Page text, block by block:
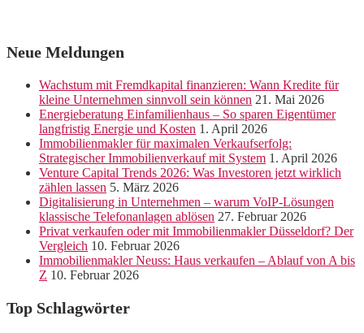
Neue Meldungen
Wachstum mit Fremdkapital finanzieren: Wann Kredite für
kleine Unternehmen sinnvoll sein können 21. Mai 2026
Energieberatung Einfamilienhaus – So sparen Eigentümer
langfristig Energie und Kosten 1. April 2026
Immobilienmakler für maximalen Verkaufserfolg:
Strategischer Immobilienverkauf mit System 1. April 2026
Venture Capital Trends 2026: Was Investoren jetzt wirklich
zählen lassen 5. März 2026
Digitalisierung in Unternehmen – warum VoIP-Lösungen
klassische Telefonanlagen ablösen 27. Februar 2026
Privat verkaufen oder mit Immobilienmakler Düsseldorf? Der
Vergleich 10. Februar 2026
Immobilienmakler Neuss: Haus verkaufen – Ablauf von A bis
Z 10. Februar 2026
Top Schlagwörter